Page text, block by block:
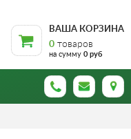
ВАША КОРЗИНА
0 товаров
на сумму 0 руб